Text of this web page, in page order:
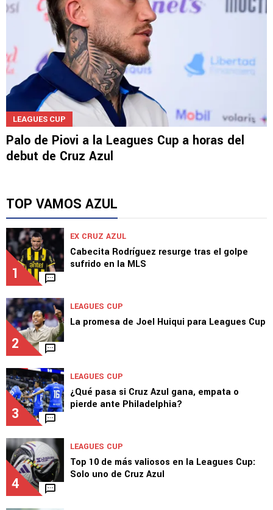
LEAGUES CUP
Palo de Piovi a la Leagues Cup a horas del
debut de Cruz Azul
TOP VAMOS AZUL
1
EX CRUZ AZUL
Cabecita Rodríguez resurge tras el golpe
sufrido en la MLS
2
LEAGUES CUP
La promesa de Joel Huiqui para Leagues Cup
3
LEAGUES CUP
¿Qué pasa si Cruz Azul gana, empata o
pierde ante Philadelphia?
4
LEAGUES CUP
Top 10 de más valiosos en la Leagues Cup:
Solo uno de Cruz Azul